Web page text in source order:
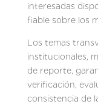
interesadas
fiable sobre los
Los temas
institucionales,
de reporte,
verificación,
consistencia de